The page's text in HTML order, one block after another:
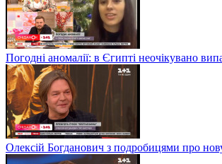
Погодні аномалії: в Єгипті неочікувано
Олексій Богданович з подробицями про